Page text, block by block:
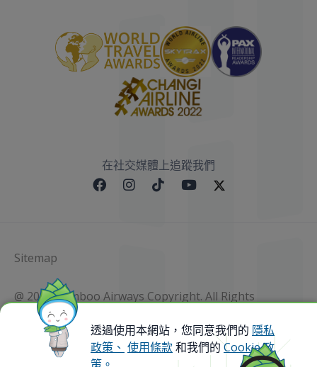
在社交媒體上追蹤我們
Sitemap
@ 2023 Bamboo Airways Copyright. All Rights
Reserved.
Business Registration Code: 010786737
透過使用本網站，您同意我們的 隱私
政策、 使用條款和我們的Cookie 政